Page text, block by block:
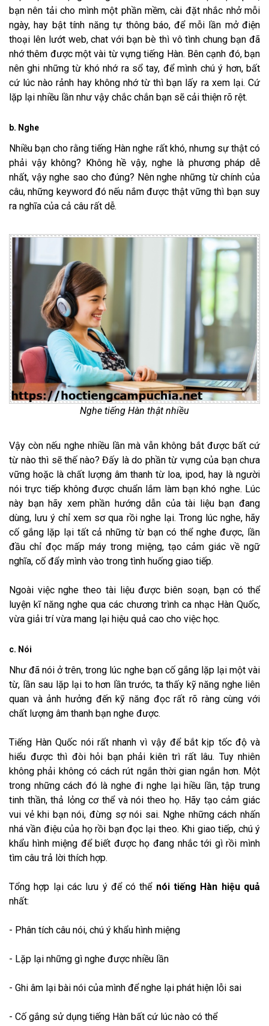
bạn nên tải cho mình một phần mềm, cài đặt nhắc nhở mỗi
ngày, hay bật tính năng tự thông báo, để mỗi lần mở điện
thoại lên lướt web, chat với bạn bè thì vô tình chung bạn đã
nhớ thêm được một vài từ vựng tiếng Hàn. Bên cạnh đó, bạn
nên ghi những từ khó nhớ ra sổ tay, để mình chú ý hơn, bất
cứ lúc nào rảnh hay không nhớ từ thì bạn lấy ra xem lại. Cứ
lặp lại nhiều lần như vậy chắc chắn bạn sẽ cải thiện rõ rệt.
b. Nghe
Nhiều bạn cho rằng tiếng Hàn nghe rất khó, nhưng sự thật có
phải vậy không? Không hề vậy, nghe là phương pháp dễ
nhất, vậy nghe sao cho đúng? Nên nghe những từ chính của
câu, những keyword đó nếu nắm được thật vững thì bạn suy
ra nghĩa của cả câu rất dễ.
Nghe tiếng Hàn thật nhiều
Vậy còn nếu nghe nhiều lần mà vẫn không bắt được bất cứ
từ nào thì sẽ thế nào? Đấy là do phần từ vựng của bạn chưa
vững hoặc là chất lượng âm thanh từ loa, ipod, hay là người
nói trực tiếp không được chuẩn lắm làm bạn khó nghe. Lúc
này bạn hãy xem phần hướng dẫn của tài liệu bạn đang
dùng, lưu ý chỉ xem sơ qua rồi nghe lại. Trong lúc nghe, hãy
cố gắng lặp lại tất cả những từ bạn có thể nghe được, lần
đầu chỉ đọc mấp máy trong miệng, tạo cảm giác về ngữ
nghĩa, cố đẩy mình vào trong tình huống giao tiếp.
Ngoài việc nghe theo tài liệu được biên soạn, bạn có thể
luyện kĩ năng nghe qua các chương trình ca nhạc Hàn Quốc,
vừa giải trí vừa mang lại hiệu quả cao cho việc học.
c. Nói
Như đã nói ở trên, trong lúc nghe bạn cố gắng lặp lại một vài
từ, lần sau lặp lại to hơn lần trước, ta thấy kỹ năng nghe liên
quan và ảnh hưởng đến kỹ năng đọc rất rõ ràng cùng với
chất lượng âm thanh bạn nghe được.
Tiếng Hàn Quốc nói rất nhanh vì vậy để bắt kịp tốc độ và
hiểu được thì đòi hỏi bạn phải kiên trì rất lâu. Tuy nhiên
không phải không có cách rút ngắn thời gian ngắn hơn. Một
trong những cách đó là nghe đi nghe lại hiều lần, tập trung
tinh thần, thả lỏng cơ thể và nói theo họ. Hãy tạo cảm giác
vui vẻ khi bạn nói, đừng sợ nói sai. Nghe những cách nhấn
nhá vần điệu của họ rồi bạn đọc lại theo. Khi giao tiếp, chú ý
khẩu hình miệng để biết được họ đang nhắc tới gì rồi mình
tìm câu trả lời thích hợp.
Tổng hợp lại các lưu ý để có thể nói tiếng Hàn hiệu quả
nhất:
- Phân tích câu nói, chú ý khẩu hình miệng
- Lặp lại những gì nghe được nhiều lần
- Ghi âm lại bài nói của mình để nghe lại phát hiện lỗi sai
- Cố gắng sử dụng tiếng Hàn bất cứ lúc nào có thể